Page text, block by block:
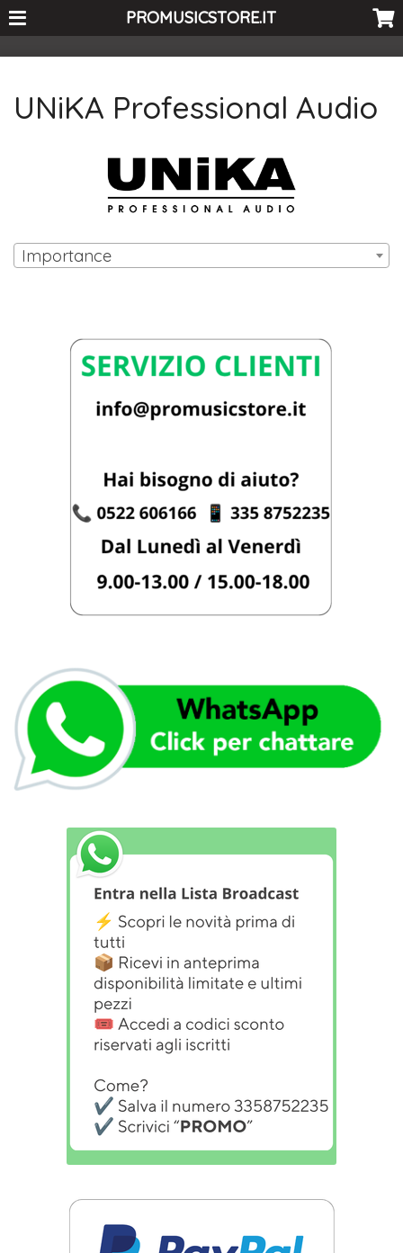
<-- Curio's GSC -->PROMUSICSTORE.IT
UNiKA Professional Audio
Importance